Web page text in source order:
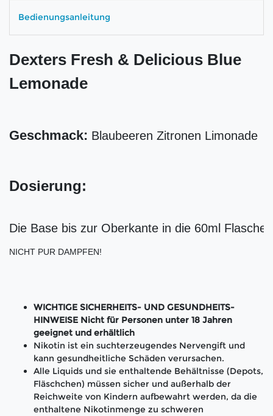
Bedienungsanleitung
Dexters Fresh & Delicious Blue
Lemonade
Geschmack: Blaubeeren Zitronen Limonade
Dosierung:
Die Base bis zur Oberkante in die 60ml Flasche
NICHT PUR DAMPFEN!
WICHTIGE SICHERHEITS- UND GESUNDHEITS-
HINWEISE Nicht für Personen unter 18 Jahren
geeignet und erhältlich
Nikotin ist ein suchterzeugendes Nervengift und
kann gesundheitliche Schäden verursachen.
Alle Liquids und sie enthaltende Behältnisse (Depots,
Fläschchen) müssen sicher und außerhalb der
Reichweite von Kindern aufbewahrt werden, da die
enthaltene Nikotinmenge zu schweren